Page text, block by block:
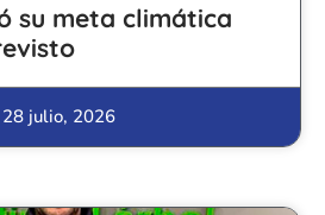
su meta climática
28 julio, 2026